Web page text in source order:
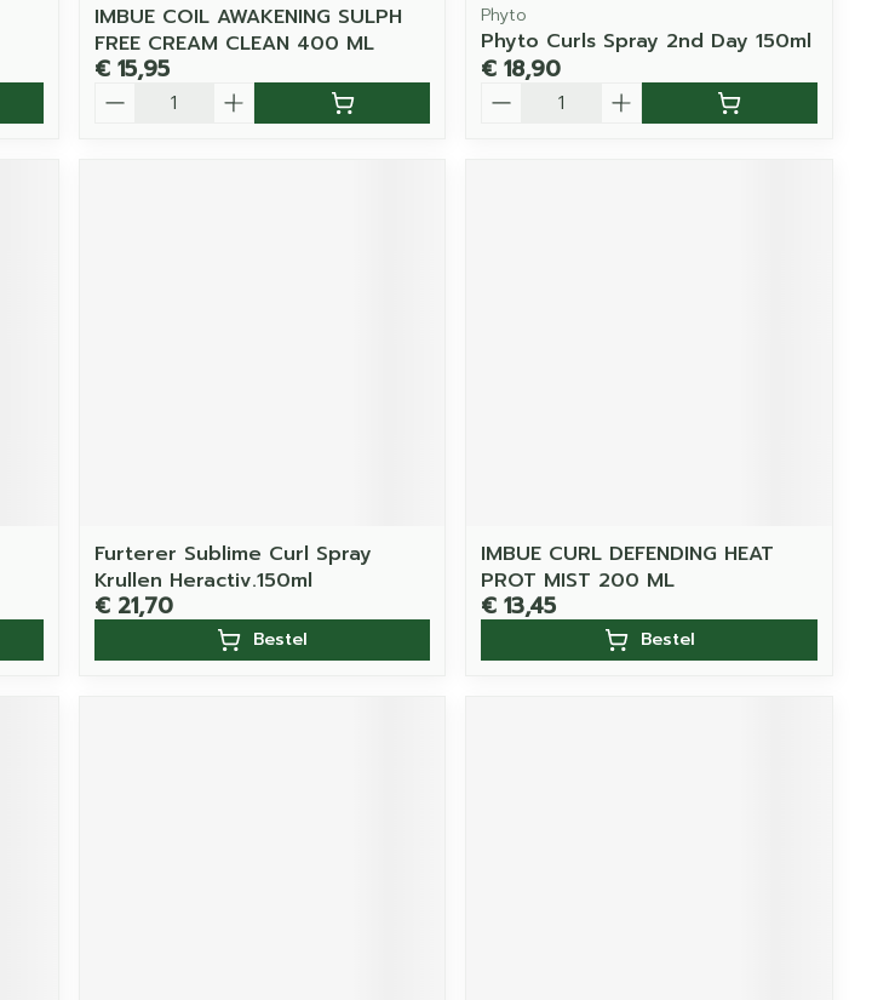
IMBUE COIL AWAKENING SULPH
FREE CREAM CLEAN 400 ML
€ 15,95
Phyto
Phyto Curls Spray 2nd Day 150ml
€ 18,90
Furterer Sublime Curl Spray
Krullen Heractiv.150ml
€ 21,70
Bestel
IMBUE CURL DEFENDING HEAT
PROT MIST 200 ML
€ 13,45
Bestel